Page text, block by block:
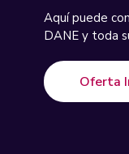
Aquí puede
DANE y toda
Oferta